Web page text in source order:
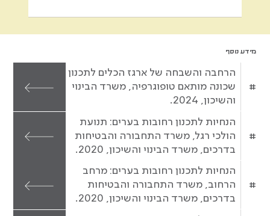
מידע נוסף
הרחבה והשבחה של ארגז הכלים לתכנון
שכונה מותאם טופוגרפיה, משרד הבינוי
והשיכון, 2024.
#
הנחיות לתכנון רחובות בערים: תנועת
הולכי רגל, משרד התחבורה והבטיחות
בדרכים, משרד הבינוי והשיכון, 2020.
#
הנחיות לתכנון רחובות בערים: מרחב
הרחוב, משרד התחבורה והבטיחות
בדרכים, משרד הבינוי והשיכון, 2020.
#